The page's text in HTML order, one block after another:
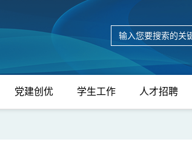
党建创优 学生工作 人才招聘